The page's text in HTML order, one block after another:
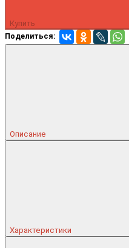
Купить
Поделиться:
Описание
Характеристики